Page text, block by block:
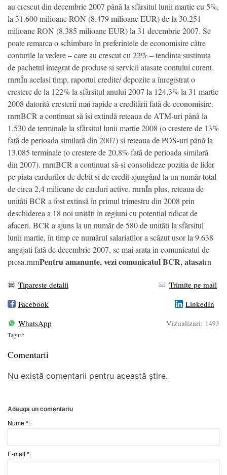
au crescut din decembrie 2007 pânã la sfârsitul lunii martie cu 5%,
la 31.600 milioane RON (8.479 milioane EUR) de la 30.251
milioane RON (8.385 milioane EUR) la 31 decembrie 2007. Se
poate remarca o schimbare în preferintele de economisire cãtre
conturile la vedere – care au crescut cu 22% – tendinta sustinuta
de pachetul integrat de produse si servicii atasate contului curent.
rnrnÎn acelasi timp, raportul credite/ depozite a înregistrat o
crestere de la 122% la sfârsitul anului 2007 la 124,3% la 31 martie
2008 datoritã cresterii mai rapide a creditãrii fatã de economisire.
rnrnBCR a continuat sã îsi extindã reteaua de ATM-uri pânã la
1.530 de terminale la sfârsitul lunii martie 2008 (o crestere de 13%
fatã de perioada similarã din 2007) si reteaua de POS-uri pânã la
13.085 terminale (o crestere de 20,8% fatã de perioada similarã
din 2007). rnrnBCR a continuat sã-si consolideze pozitia de lider
pe piata cardurilor de debit si de credit ajungând la un numãr total
de circa 2,4 milioane de carduri active. rnrnÎn plus, reteaua de
unitãti BCR a fost extinsã în primul trimestru din 2008 prin
deschiderea a 18 noi unitãti în regiuni cu potential ridicat de
afaceri. BCR a ajuns la un numãr de 580 de unitãti la sfârsitul
lunii martie, în timp ce numãrul salariatilor a scãzut usor la 9.638
angajati fatã de decembrie 2007, se mai arata in comunicatul de
presa.rnrnPentru amanunte, vezi comunicatul BCR, atasatrn
Tipareste detalii
Trimite pe mail
Facebook
LinkedIn
WhatsApp
Vizualizari: 1493
Taguri:
Comentarii
Nu există comentarii pentru această știre.
Adauga un comentariu
Nume *:
E-mail *: